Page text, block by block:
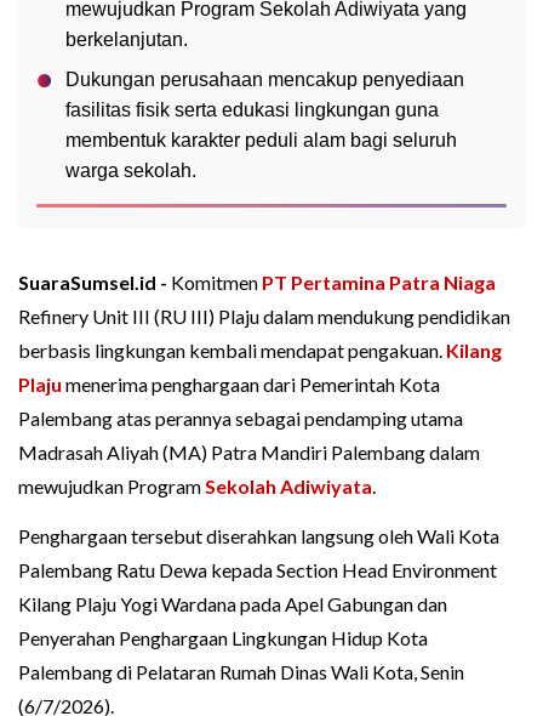
mewujudkan Program Sekolah Adiwiyata yang
berkelanjutan.
Dukungan perusahaan mencakup penyediaan
fasilitas fisik serta edukasi lingkungan guna
membentuk karakter peduli alam bagi seluruh
warga sekolah.
SuaraSumsel.id - Komitmen PT Pertamina Patra Niaga
Refinery Unit III (RU III) Plaju dalam mendukung pendidikan
berbasis lingkungan kembali mendapat pengakuan. Kilang
Plaju menerima penghargaan dari Pemerintah Kota
Palembang atas perannya sebagai pendamping utama
Madrasah Aliyah (MA) Patra Mandiri Palembang dalam
mewujudkan ProgramSekolah Adiwiyata.
Penghargaan tersebut diserahkan langsung oleh Wali Kota
Palembang Ratu Dewa kepada Section Head Environment
Kilang Plaju Yogi Wardana pada Apel Gabungan dan
Penyerahan Penghargaan Lingkungan Hidup Kota
Palembang di Pelataran Rumah Dinas Wali Kota, Senin
(6/7/2026).